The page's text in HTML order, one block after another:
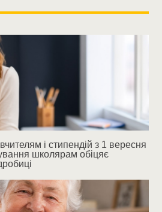
і стипендій з 1 вересня
школярам обіцяє